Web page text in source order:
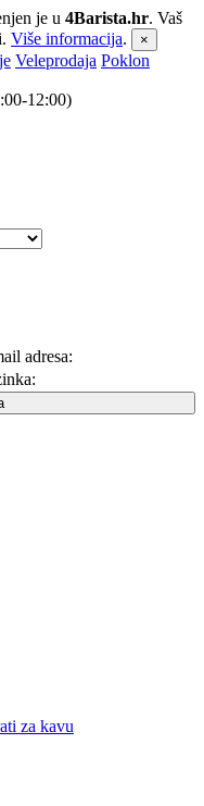
je u 4Barista.hr. Vaš
Više informacija. ×
Veleprodaja Poklon
12:00)
adresa:
za kavu